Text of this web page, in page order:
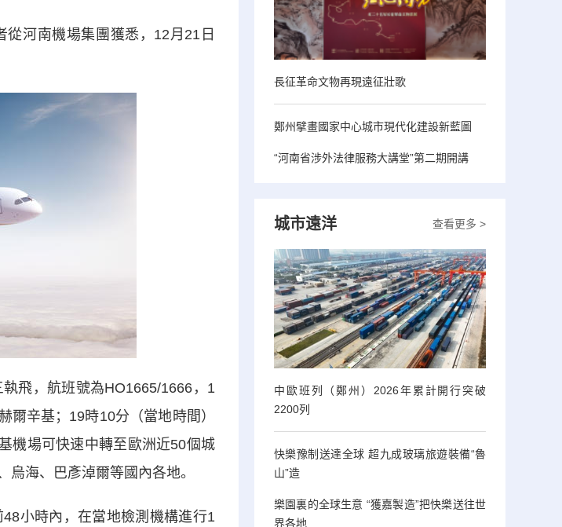
河南機場集團獲悉，12月21日
飛，航班號為HO1665/1666，1
辛基；19時10分（當地時間）
機場可快速中轉至歐洲近50個城
海、巴彥淖爾等國內各地。
小時內，在當地檢測機構進行1
長征革命文物再現遠征壯歌
鄭州擘畫國家中心城市現代化建設新藍圖
“河南省涉外法律服務大講堂”第二期開講
查看更多 >
城市遠洋
中歐班列（鄭州）2026年累計開行突破
2200列
快樂豫制送達全球 超九成玻璃旅遊裝備“魯
山”造
樂園裏的全球生意 “獲嘉製造”把快樂送往世
界各地